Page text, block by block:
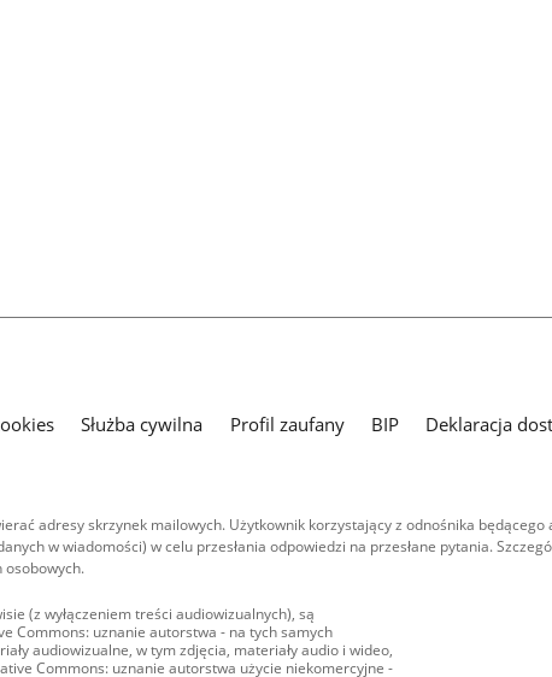
Służba cywilna Profil zaufany BIP
Deklaracja
adresy skrzynek mailowych. Użytkownik korzystający z odnośnika
w wiadomości) w celu przesłania odpowiedzi na przesłane pytania.
osobowych.
(z wyłączeniem treści audiowizualnych), są
Commons: uznanie autorstwa - na tych samych
audiowizualne, w tym zdjęcia, materiały audio i wideo,
Commons: uznanie autorstwa użycie niekomercyjne -